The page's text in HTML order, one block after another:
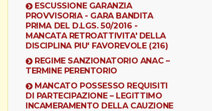
ESCUSSIONE GARANZIA
PROVVISORIA - GARA BANDITA
PRIMA DEL D.LGS. 50/2016 -
MANCATA RETROATTIVITA' DELLA
DISCIPLINA PIU' FAVOREVOLE (216)
REGIME SANZIONATORIO ANAC –
TERMINE PERENTORIO
MANCATO POSSESSO REQUISITI
DI PARTECIPAZIONE – LEGITTIMO
INCAMERAMENTO DELLA CAUZIONE